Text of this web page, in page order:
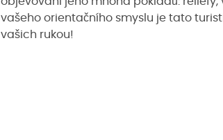
vašeho orientačního smyslu je tato
vašich rukou!